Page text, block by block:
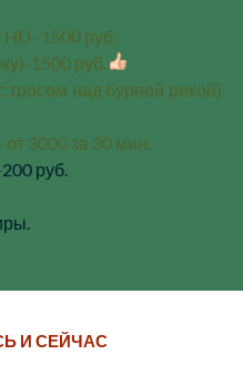
-1500 руб.
1500 руб.
над бурной рекой)
3000 за 30 мин.
руб.
И СЕЙЧАС